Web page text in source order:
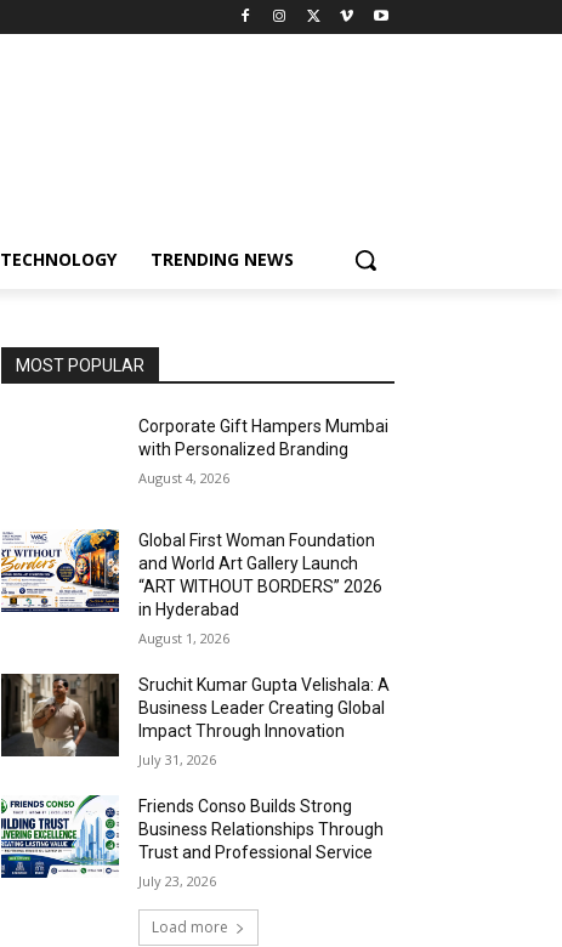
TECHNOLOGY TRENDING NEWS
MOST POPULAR
Corporate Gift Hampers Mumbai
with Personalized Branding
August 4, 2026
Global First Woman Foundation
and World Art Gallery Launch
“ART WITHOUT BORDERS” 2026
in Hyderabad
August 1, 2026
Sruchit Kumar Gupta Velishala: A
Business Leader Creating Global
Impact Through Innovation
July 31, 2026
Friends Conso Builds Strong
Business Relationships Through
Trust and Professional Service
July 23, 2026
Load more